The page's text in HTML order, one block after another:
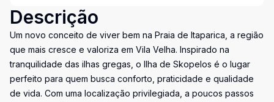
Descrição
Um novo conceito de viver bem na Praia de Itaparica, a região
que mais cresce e valoriza em Vila Velha. Inspirado na
tranquilidade das ilhas gregas, o Ilha de Skopelos é o lugar
perfeito para quem busca conforto, praticidade e qualidade
de vida. Com uma localização privilegiada, a poucos passos